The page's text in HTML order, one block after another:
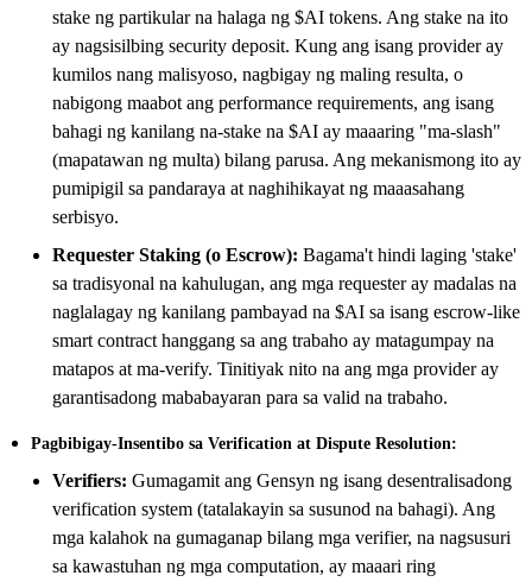
stake ng partikular na halaga ng $AI tokens. Ang stake na ito
ay nagsisilbing security deposit. Kung ang isang provider ay
kumilos nang malisyoso, nagbigay ng maling resulta, o
nabigong maabot ang performance requirements, ang isang
bahagi ng kanilang na-stake na $AI ay maaaring "ma-slash"
(mapatawan ng multa) bilang parusa. Ang mekanismong ito ay
pumipigil sa pandaraya at naghihikayat ng maaasahang
serbisyo.
Requester Staking (o Escrow): Bagama't hindi laging 'stake'
sa tradisyonal na kahulugan, ang mga requester ay madalas na
naglalagay ng kanilang pambayad na $AI sa isang escrow-like
smart contract hanggang sa ang trabaho ay matagumpay na
matapos at ma-verify. Tinitiyak nito na ang mga provider ay
garantisadong mababayaran para sa valid na trabaho.
Pagbibigay-Insentibo sa Verification at Dispute Resolution:
Verifiers: Gumagamit ang Gensyn ng isang desentralisadong
verification system (tatalakayin sa susunod na bahagi). Ang
mga kalahok na gumaganap bilang mga verifier, na nagsusuri
sa kawastuhan ng mga computation, ay maaari ring